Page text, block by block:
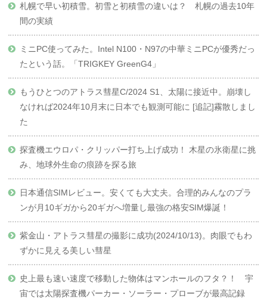
札幌で早い初積雪。初雪と初積雪の違いは？ 札幌の過去10年
間の実績
ミニPC使ってみた。Intel N100・N97の中華ミニPCが優秀だっ
たという話。「TRIGKEY GreenG4」
もうひとつのアトラス彗星C/2024 S1、太陽に接近中。崩壊し
なければ2024年10月末に日本でも観測可能に [追記]霧散しまし
た
探査機エウロパ・クリッパー打ち上げ成功！ 木星の氷衛星に挑
み、地球外生命の痕跡を探る旅
日本通信SIMレビュー。安くても大丈夫。合理的みんなのプラ
ンが月10ギガから20ギガへ増量し最強の格安SIM爆誕！
紫金山・アトラス彗星の撮影に成功(2024/10/13)。肉眼でもわ
ずかに見える美しい彗星
史上最も速い速度で移動した物体はマンホールのフタ？！ 宇
宙では太陽探査機パーカー・ソーラー・プローブが最高記録